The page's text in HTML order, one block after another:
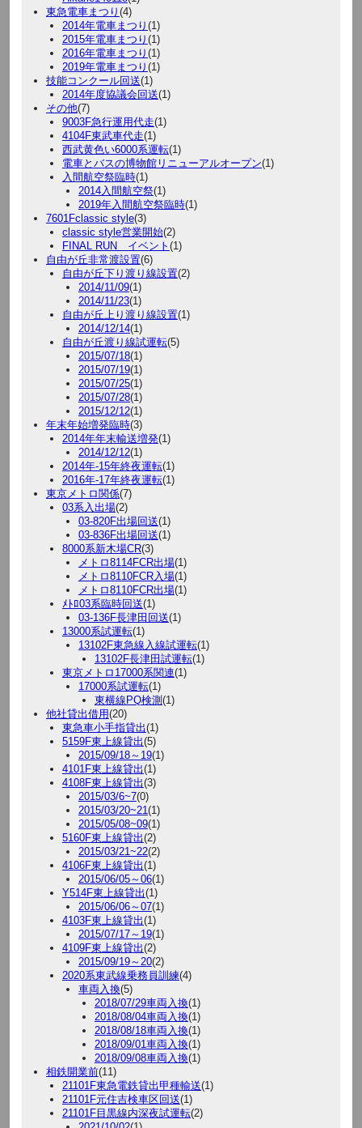
東急電車まつり (4)
2014年電車まつり (1)
2015年電車まつり (1)
2016年電車まつり (1)
2019年電車まつり (1)
技能コンクール回送(1)
2014年度協議会回送(1)
その他(7)
9003F急行運用代走(1)
4104F東武車代走(1)
西武黄色い6000系運転(1)
電車とバスの博物館リニューアルオープン(1)
入間航空祭臨時(1)
2014入間航空祭(1)
2019年入間航空祭臨時(1)
7601Fclassic style(3)
classic style営業開始(2)
FINAL RUN イベント (1)
自由が丘非常渡設置(6)
自由が丘下り渡り線設置(2)
2014/11/09(1)
2014/11/23(1)
自由が丘上り渡り線設置(1)
2014/12/14(1)
自由が丘渡り線試運転(5)
2015/07/18(1)
2015/07/19(1)
2015/07/25(1)
2015/07/28(1)
2015/12/12(1)
年末年始増発臨時(3)
2014年年末輸送増発(1)
2014/12/12(1)
2014年-15年終夜運転(1)
2016年-17年終夜運転(1)
東京メトロ関係(7)
03系入出場(2)
03-820F出場回送(1)
03-836F出場回送(1)
8000系新木場CR(3)
メトロ8114FCR出場(1)
メトロ8110FCR入場(1)
メトロ8110FCR出場(1)
ﾒﾄﾛ03系臨時回送(1)
03-136F長津田回送(1)
13000系試運転(1)
13102F東急線入線試運転(1)
13102F長津田試運転(1)
東京メトロ17000系関連(1)
17000系試運転(1)
東横線PQ検測 (1)
他社貸出借用(20)
東急車小手指貸出(1)
5159F東上線貸出(5)
2015/09/18～19(1)
4101F東上線貸出(1)
4108F東上線貸出(3)
2015/03/6~7(0)
2015/03/20~21 (1)
2015/05/08~09(1)
5160F東上線貸出(2)
2015/03/21~22(2)
4106F東上線貸出(1)
2015/06/05～06(1)
Y514F東上線貸出(1)
2015/06/06～07(1)
4103F東上線貸出(1)
2015/07/17～19(1)
4109F東上線貸出(2)
2015/09/19～20(2)
2020系東武線乗務員訓練(4)
車両入換(5)
2018/07/29車両入換(1)
2018/08/04車両入換(1)
2018/08/18車両入換(1)
2018/09/01車両入換(1)
2018/09/08車両入換(1)
相鉄開業前(11)
21101F東急電鉄貸出甲種輸送(1)
21101F元住吉検車区回送(1)
21101F目黒線内深夜試運転(2)